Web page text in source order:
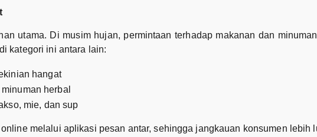
utama. Di musim hujan, permintaan terhadap makanan dan
kategori ini antara lain:
hangat
herbal
mie, dan sup
melalui aplikasi pesan antar, sehingga jangkauan konsumen lebih